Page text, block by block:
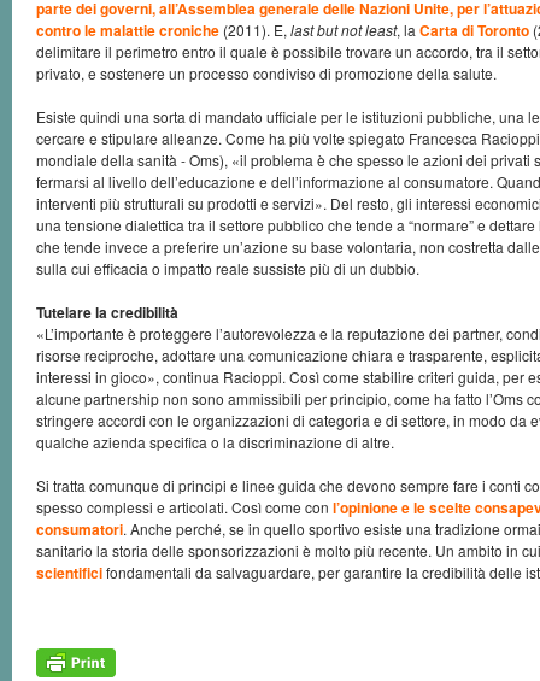
parte dei governi, all’Assemblea generale delle Nazioni Unite, per
contro le malattie croniche (2011). E, last but not least, la Carta di Toronto
delimitare il perimetro entro il quale è possibile trovare un accordo, tra il
privato, e sostenere un processo condiviso di promozione della salute.
Esiste quindi una sorta di mandato ufficiale per le istituzioni pubbliche, una
cercare e stipulare alleanze. Come ha più volte spiegato Francesca
mondiale della sanità - Oms), «il problema è che spesso le azioni dei privati
fermarsi al livello dell’educazione e dell’informazione al consumatore.
interventi più strutturali su prodotti e servizi». Del resto, gli interessi
una tensione dialettica tra il settore pubblico che tende a “normare” e
che tende invece a preferire un’azione su base volontaria, non costretta
sulla cui efficacia o impatto reale sussiste più di un dubbio.
Tutelare la credibilità
«L’importante è proteggere l’autorevolezza e la reputazione dei partner,
risorse reciproche, adottare una comunicazione chiara e trasparente,
interessi in gioco», continua Racioppi. Così come stabilire criteri guida, per
alcune partnership non sono ammissibili per principio, come ha fatto l’Oms
stringere accordi con le organizzazioni di categoria e di settore, in modo da
qualche azienda specifica o la discriminazione di altre.
Si tratta comunque di principi e linee guida che devono sempre fare i conti
spesso complessi e articolati. Così come con l’opinione e le scelte
consumatori. Anche perché, se in quello sportivo esiste una tradizione
sanitario la storia delle sponsorizzazioni è molto più recente. Un ambito in
scientificifondamentali da salvaguardare, per garantire la credibilità delle